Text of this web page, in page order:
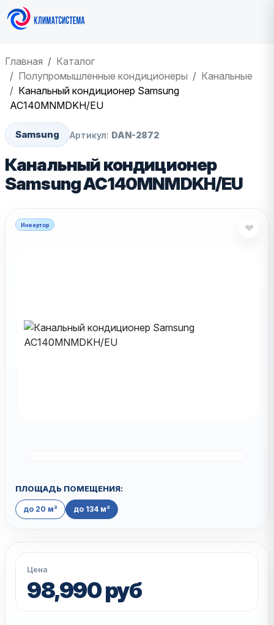
Главная
Каталог
Полупромышленные кондиционеры
Канальные
Канальный кондиционер Samsung
AC140MNMDKH/EU
Samsung Артикул: DAN-2872
Канальный кондиционер
Samsung AC140MNMDKH/EU
Инвертор ❤
ПЛОЩАДЬ ПОМЕЩЕНИЯ:
до 20 м² до 134 м²
Цена
98,990 руб